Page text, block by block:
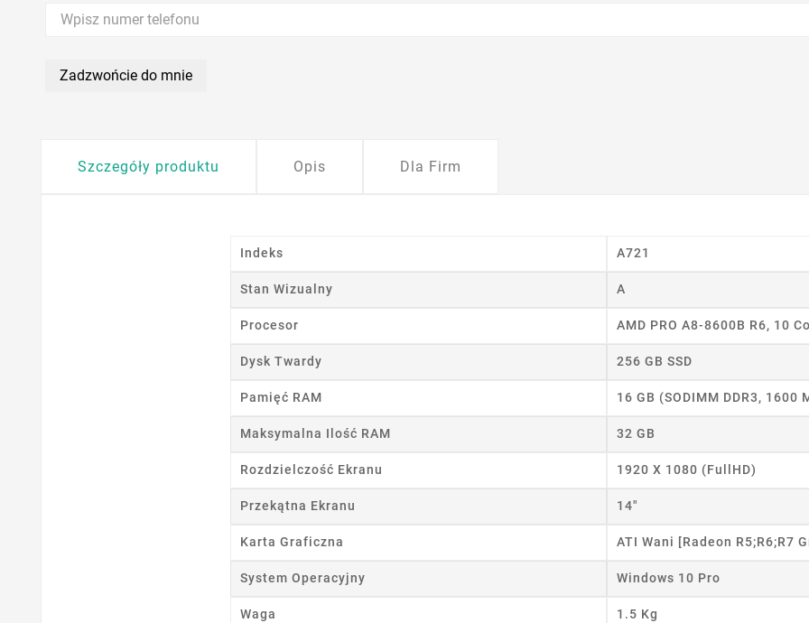
Zadzwońcie do mnie
Szczegóły produktu Opis Dla Firm
Indeks A721
Stan Wizualny A
Procesor AMD PRO A8-8600B R6, 10
Dysk Twardy 256 GB SSD
Pamięć RAM 16 GB (SODIMM DDR3, 1600
Maksymalna Ilość RAM 32 GB
Rozdzielczość Ekranu 1920 X 1080 (FullHD)
Przekątna Ekranu 14"
Karta Graficzna ATI Wani [Radeon R5;R6;R7
System Operacyjny Windows 10 Pro
Waga 1.5 Kg